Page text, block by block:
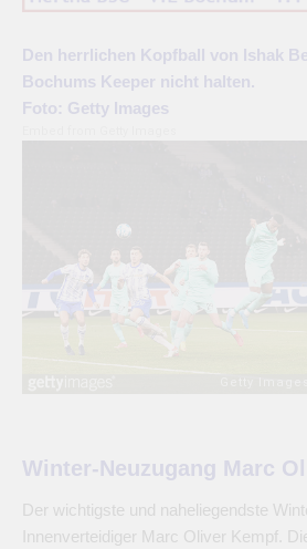
Den herrlichen Kopfball von Ishak
Bochums Keeper nicht halten.
Foto: Getty Images
Winter-Neuzugang Marc
Der wichtigste und naheliegendste
Innenverteidiger Marc Oliver Kempf.